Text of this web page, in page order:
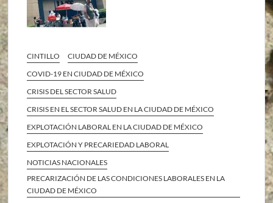
CINTILLO
CIUDAD DE MÉXICO
COVID-19 EN CIUDAD DE MÉXICO
CRISIS DEL SECTOR SALUD
CRISIS EN EL SECTOR SALUD EN LA CIUDAD DE MÉXICO
EXPLOTACIÓN LABORAL EN LA CIUDAD DE MÉXICO
EXPLOTACIÓN Y PRECARIEDAD LABORAL
NOTICIAS NACIONALES
PRECARIZACIÓN DE LAS CONDICIONES LABORALES EN LA
CIUDAD DE MÉXICO